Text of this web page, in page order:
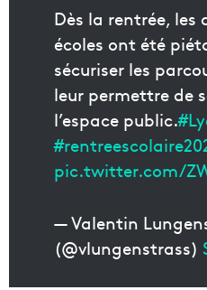
Dès la rentrée, les
écoles ont été
sécuriser les
leur permettre de
l’espace public.
pic.twitter.com/
— Valentin
(@vlungenstrass)